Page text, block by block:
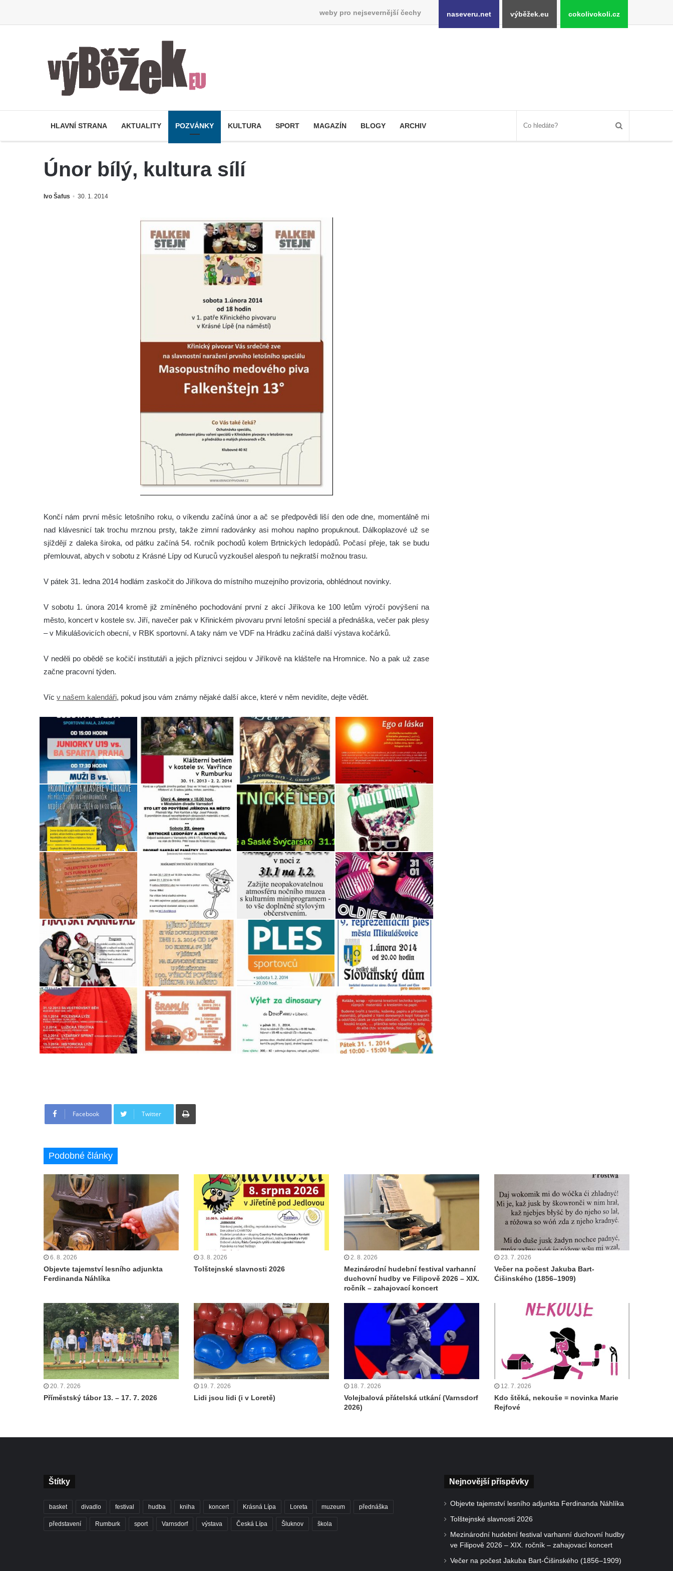
weby pro nejsevernější čechy naseveru.net výběžek.eu cokolivokoli.cz
HLAVNÍ STRANA AKTUALITY POZVÁNKY KULTURA SPORT MAGAZÍN BLOGY ARCHIV
Únor bílý, kultura sílí
Ivo Šafus 30. 1. 2014
Končí nám první měsíc letošního roku, o víkendu začíná únor a ač se předpovědi liší den ode dne, momentálně mi
nad klávesnicí tak trochu mrznou prsty, takže zimní radovánky asi mohou naplno propuknout. Dálkoplazové už se
sjíždějí z daleka široka, od pátku začíná 54. ročník pochodů kolem Brtnických ledopádů. Počasí přeje, tak se budu
přemlouvat, abych v sobotu z Krásné Lípy od Kuruců vyzkoušel alespoň tu nejkratší možnou trasu.
V pátek 31. ledna 2014 hodlám zaskočit do Jiříkova do místního muzejního provizoria, obhlédnout novinky.
V sobotu 1. února 2014 kromě již zmíněného pochodování první z akcí Jiříkova ke 100 letům výročí povýšení na
město, koncert v kostele sv. Jiří, navečer pak v Křinickém pivovaru první letošní speciál a přednáška, večer pak plesy
– v Mikulášovicích obecní, v RBK sportovní. A taky nám ve VDF na Hrádku začíná další výstava kočárků.
V neděli po obědě se kočičí institutáři a jejich příznivci sejdou v Jiříkově na klášteře na Hromnice. No a pak už zase
začne pracovní týden.
Víc v našem kalendáři, pokud jsou vám známy nějaké další akce, které v něm nevidíte, dejte vědět.
Facebook Twitter
Tisknout
Podobné články
6. 8. 2026
Objevte tajemství lesního adjunkta
Ferdinanda Náhlíka
3. 8. 2026
Tolštejnské slavnosti 2026
2. 8. 2026
Mezinárodní hudební festival varhanní
duchovní hudby ve Filipově 2026 – XIX.
ročník – zahajovací koncert
23. 7. 2026
Večer na počest Jakuba Bart-
Ćišinského (1856–1909)
20. 7. 2026
Příměstský tábor 13. – 17. 7. 2026
19. 7. 2026
Lidi jsou lidi (i v Loretě)
18. 7. 2026
Volejbalová přátelská utkání (Varnsdorf
2026)
12. 7. 2026
Kdo štěká, nekouše = novinka Marie
Rejfové
Štítky
basket divadlo festival hudba kniha koncert Krásná Lípa Loreta muzeum přednáška
představení Rumburk sport Varnsdorf výstava Česká Lípa Šluknov škola
Nejnovější příspěvky
Objevte tajemství lesního adjunkta Ferdinanda Náhlíka
Tolštejnské slavnosti 2026
Mezinárodní hudební festival varhanní duchovní hudby
ve Filipově 2026 – XIX. ročník – zahajovací koncert
Večer na počest Jakuba Bart-Ćišinského (1856–1909)